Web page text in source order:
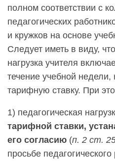
полном соответствии с
педагогических
и кружков на основе
Следует иметь в виду,
нагрузка учителя
течение учебной
тарифную ставку. При
1) педагогическая
тарифной ставки,
его согласию (п. 2 ст.
просьбе